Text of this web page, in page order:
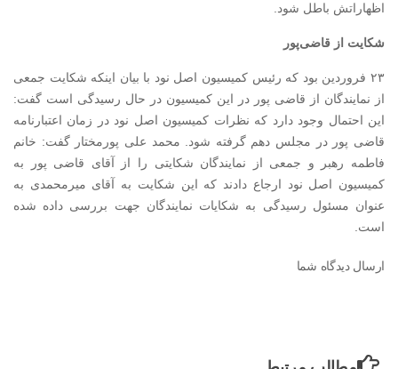
اظهاراتش باطل شود.
شکایت از قاضی‌پور
۲۳ فروردین بود که رئیس کمیسیون اصل نود با بیان اینکه شکایت جمعی
از نمایندگان از قاضی پور در این کمیسیون در حال رسیدگی است گفت:
این احتمال وجود دارد که نظرات کمیسیون اصل نود در زمان اعتبارنامه
قاضی پور در مجلس دهم گرفته شود. محمد علی پورمختار گفت: خانم
فاطمه رهبر و جمعی از نمایندگان شکایتی را از آقای قاضی پور به
کمیسیون اصل نود ارجاع دادند که این شکایت به آقای میرمحمدی به
عنوان مسئول رسیدگی به شکایات نمایندگان جهت بررسی داده شده
است.
ارسال دیدگاه شما